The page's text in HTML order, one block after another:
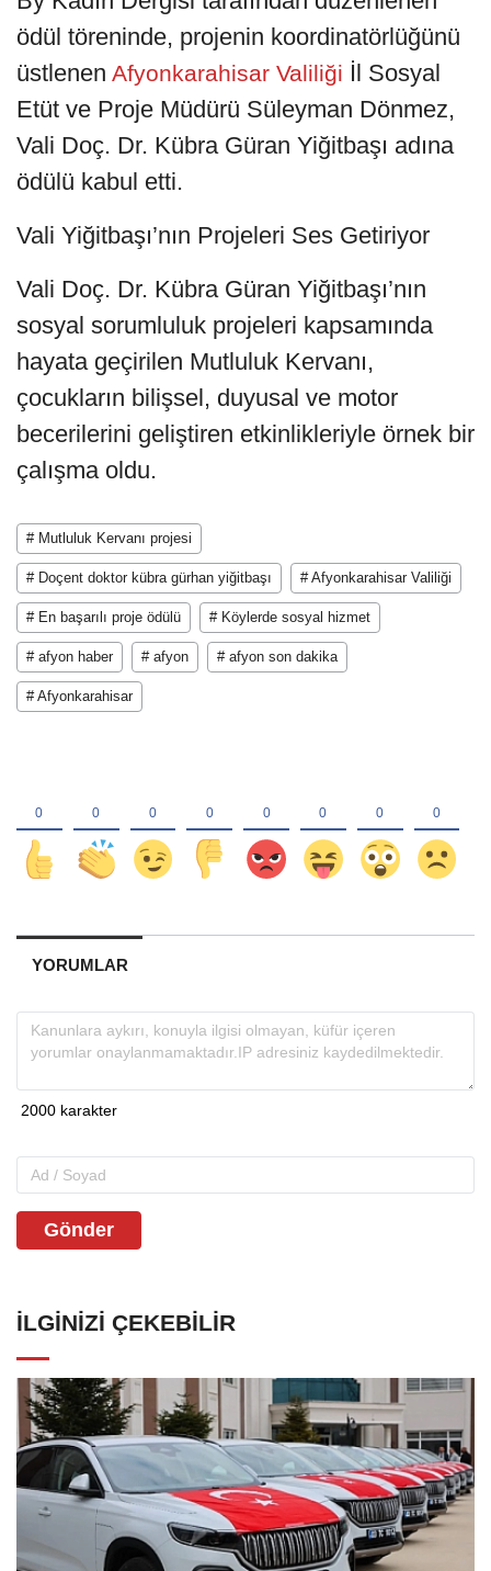
ödül töreninde, projenin koordinatörlüğünü
üstlenen Afyonkarahisar Valiliği İl Sosyal
Etüt ve Proje Müdürü Süleyman Dönmez,
Vali Doç. Dr. Kübra Güran Yiğitbaşı adına
ödülü kabul etti.
Vali Yiğitbaşı’nın Projeleri Ses Getiriyor
Vali Doç. Dr. Kübra Güran Yiğitbaşı’nın
sosyal sorumluluk projeleri kapsamında
hayata geçirilen Mutluluk Kervanı,
çocukların bilişsel, duyusal ve motor
becerilerini geliştiren etkinlikleriyle örnek bir
çalışma oldu.
# Mutluluk Kervanı projesi
# Doçent doktor kübra gürhan yiğitbaşı # Afyonkarahisar Valiliği
# En başarılı proje ödülü # Köylerde sosyal hizmet
# afyon haber # afyon # afyon son dakika
# Afyonkarahisar
YORUMLAR
Gönder
İLGINIZI ÇEKEBILIR